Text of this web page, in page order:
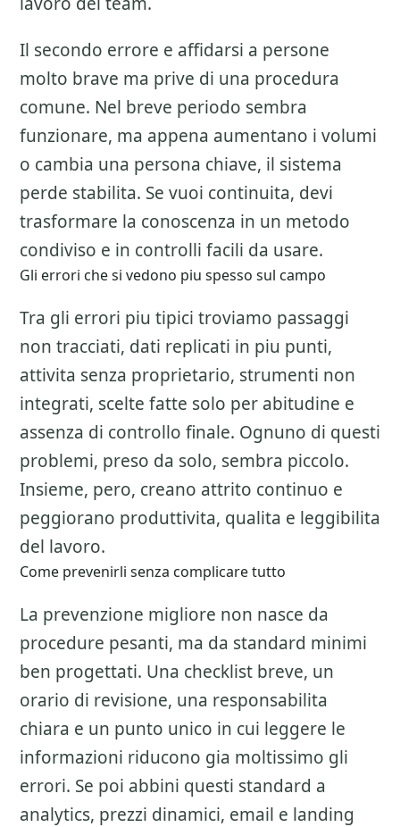
Il secondo errore e affidarsi a persone
molto brave ma prive di una procedura
comune. Nel breve periodo sembra
funzionare, ma appena aumentano i volumi
o cambia una persona chiave, il sistema
perde stabilita. Se vuoi continuita, devi
trasformare la conoscenza in un metodo
condiviso e in controlli facili da usare.
Gli errori che si vedono piu spesso sul campo
Tra gli errori piu tipici troviamo passaggi
non tracciati, dati replicati in piu punti,
attivita senza proprietario, strumenti non
integrati, scelte fatte solo per abitudine e
assenza di controllo finale. Ognuno di questi
problemi, preso da solo, sembra piccolo.
Insieme, pero, creano attrito continuo e
peggiorano produttivita, qualita e leggibilita
del lavoro.
Come prevenirli senza complicare tutto
La prevenzione migliore non nasce da
procedure pesanti, ma da standard minimi
ben progettati. Una checklist breve, un
orario di revisione, una responsabilita
chiara e un punto unico in cui leggere le
informazioni riducono gia moltissimo gli
errori. Se poi abbini questi standard a
analytics, prezzi dinamici, email e landing